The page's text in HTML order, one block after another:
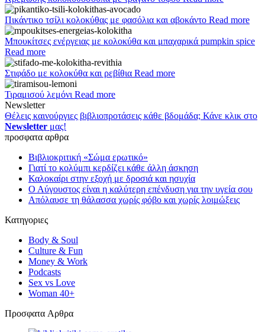
Πικάντικο τσίλι κολοκύθας με φασόλια και αβοκάντο Read more
Μπουκίτσες ενέργειας με κολοκύθα και μπαχαρικά pumpkin spice
Read more
Στιφάδο με κολοκύθα και ρεβίθια Read more
Τιραμισού λεμόνιRead more
Newsletter
Θέλεις καινούργιες βιβλιοπροτάσεις κάθε βδομάδα; Κάνε κλικ στο
Newsletter μας!
προσφατα αρθρα
Βιβλιοκριτική «Σώμα ερωτικό»
Γιατί το κολύμπι κερδίζει κάθε άλλη άσκηση
Καλοκαίρι στην εξοχή με δροσιά και ησυχία
Ο Αύγουστος είναι η καλύτερη επένδυση για την υγεία σου
Απόλαυσε τη θάλασσα χωρίς φόβο και χωρίς λοιμώξεις
Κατηγοριες
Body & Soul
Culture & Fun
Money & Work
Podcasts
Sex vs Love
Woman 40+
Πρoσφατα Aρθρα